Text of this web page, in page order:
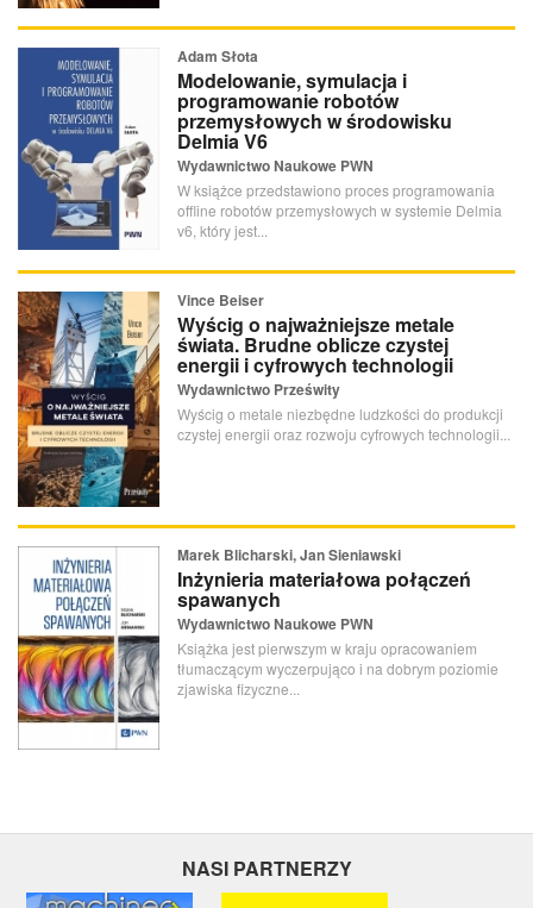
Adam Słota
Modelowanie, symulacja i
programowanie robotów
przemysłowych w środowisku
Delmia V6
Wydawnictwo Naukowe PWN
W książce przedstawiono proces programowania
offline robotów przemysłowych w systemie Delmia
v6, który jest...
Vince Beiser
Wyścig o najważniejsze metale
świata. Brudne oblicze czystej
energii i cyfrowych technologii
Wydawnictwo Prześwity
Wyścig o metale niezbędne ludzkości do produkcji
czystej energii oraz rozwoju cyfrowych technologii...
Marek Blicharski, Jan Sieniawski
Inżynieria materiałowa połączeń
spawanych
Wydawnictwo Naukowe PWN
Książka jest pierwszym w kraju opracowaniem
tłumaczącym wyczerpująco i na dobrym poziomie
zjawiska fizyczne...
NASI PARTNERZY